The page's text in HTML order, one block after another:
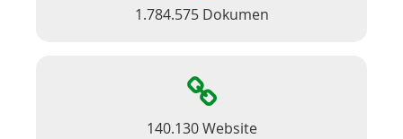
1.784.575 Dokumen
140.130 Website